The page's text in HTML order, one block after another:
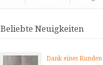
Beliebte Neuigkeiten
Dank eines Kunden